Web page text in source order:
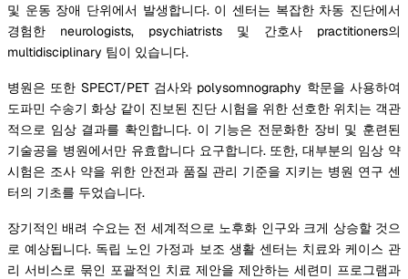
및 운동 장애 단위에서 발생합니다. 이 센터는 복잡한 차동 진단에서
경험한 neurologists, psychiatrists 및 간호사 practitioners의
multidisciplinary 팀이 있습니다.
병원은 또한 SPECT/PET 검사와 polysomnography 학문을 사용하여
도파민 수송기 화상 같이 진보된 진단 시험을 위한 선호한 위치는 객관
적으로 임상 결과를 확인합니다. 이 기능은 전문화한 장비 및 훈련된
기술공을 병원에서만 유효합니다 요구합니다. 또한, 대부분의 임상 약
시험은 조사 약을 위한 안전과 품질 관리 기준을 지키는 병원 연구 센
터의 기초를 두었습니다.
장기적인 배려 수요는 전 세계적으로 노후화 인구와 크게 상승할 것으
로 예상됩니다. 독립 노인 가정과 보조 생활 센터는 치료와 케이스 관
리 서비스로 묶인 포괄적인 치료 제안을 제안하는 세련미 프로그램과